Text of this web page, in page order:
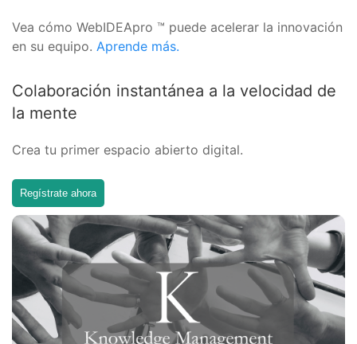
Vea cómo WebIDEApro ™ puede acelerar la innovación
en su equipo. Aprende más.
Colaboración instantánea a la velocidad de
la mente
Crea tu primer espacio abierto digital.
Regístrate ahora